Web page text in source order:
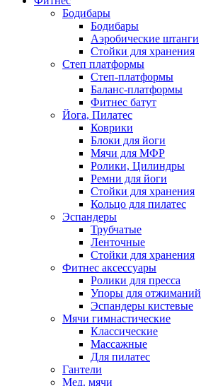
Бодибары
Бодибары
Аэробические штанги
Стойки для хранения
Степ платформы
Степ-платформы
Баланс-платформы
Фитнес батут
Йога, Пилатес
Коврики
Блоки для йоги
Мячи для МФР
Ролики, Цилиндры
Ремни для йоги
Стойки для хранения
Кольцо для пилатес
Эспандеры
Трубчатые
Ленточные
Стойки для хранения
Фитнес аксессуары
Ролики для пресса
Упоры для отжиманий
Эспандеры кистевые
Мячи гимнастические
Классические
Массажные
Для пилатес
Гантели
Мед. мячи